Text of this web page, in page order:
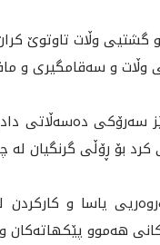
وڵات تاوتوێ
وڵات و سه‌قامگيرى و
سەرۆکی دەسەڵاتی
كرد بۆ ڕۆڵى گرنگيان
یاسا و
هەموو